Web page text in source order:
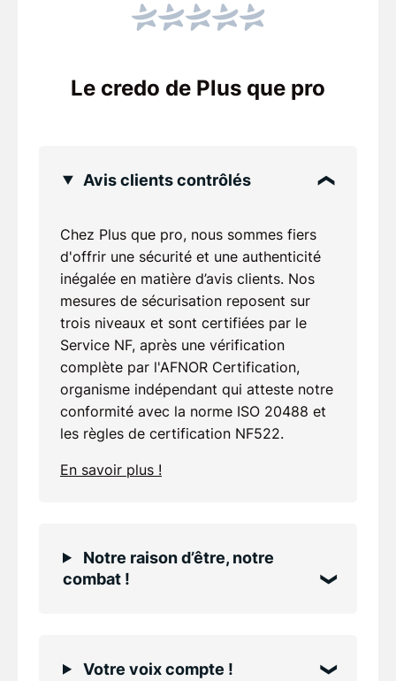
Le credo de Plus que pro
Avis clients contrôlés
Chez Plus que pro, nous sommes fiers
d'offrir une sécurité et une authenticité
inégalée en matière d’avis clients. Nos
mesures de sécurisation reposent sur
trois niveaux et sont certifiées par le
Service NF, après une vérification
complète par l'AFNOR Certification,
organisme indépendant qui atteste notre
conformité avec la norme ISO 20488 et
les règles de certification NF522.
En savoir plus !
Notre raison d’être, notre
combat !
Votre voix compte !